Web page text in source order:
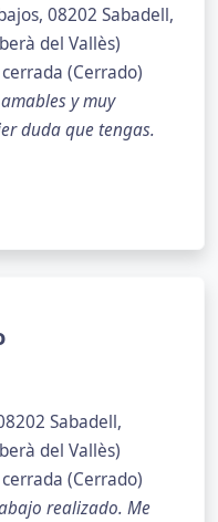
08202 Sabadell,
del Vallès)
(Cerrado)
y muy
duda que tengas.
Sabadell,
del Vallès)
(Cerrado)
realizado. Me